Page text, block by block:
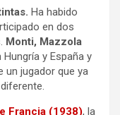
Ha habido
en dos
Monti, Mazzola
y España y
un jugador que ya
Francia (1938), la